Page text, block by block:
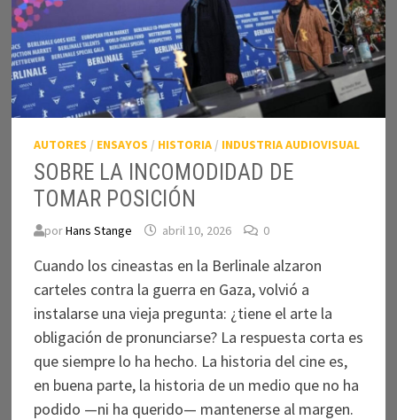
AUTORES / ENSAYOS / HISTORIA/ INDUSTRIA AUDIOVISUAL
SOBRE LA INCOMODIDAD DE
TOMAR POSICIÓN
porHans Stange abril 10, 2026 0
Cuando los cineastas en la Berlinale alzaron
carteles contra la guerra en Gaza, volvió a
instalarse una vieja pregunta: ¿tiene el arte la
obligación de pronunciarse? La respuesta corta es
que siempre lo ha hecho. La historia del cine es,
en buena parte, la historia de un medio que no ha
podido —ni ha querido— mantenerse al margen.